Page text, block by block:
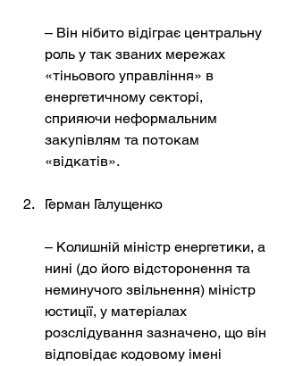
– Він нібито відіграє центральну
роль у так званих мережах
«тіньового управління» в
енергетичному секторі,
сприяючи неформальним
закупівлям та потокам
«відкатів».
Герман Галущенко
– Колишній міністр енергетики, а
нині (до його відсторонення та
неминучого звільнення) міністр
юстиції, у матеріалах
розслідування зазначено, що він
відповідає кодовому імені